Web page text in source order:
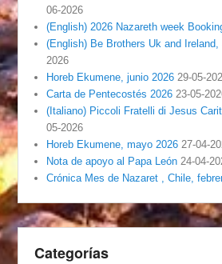
06-2026
(English) 2026 Nazareth week
(English) Be Brothers Uk and Ireland,
2026
Horeb Ekumene, junio 2026 29-05-
Carta de Pentecostés 2026 23-05-
(Italiano) Piccoli Fratelli di Jesus
05-2026
Horeb Ekumene, mayo 2026 27-04-
Nota de apoyo al Papa León 24-04-
Crónica Mes de Nazaret , Chile,
Categorías